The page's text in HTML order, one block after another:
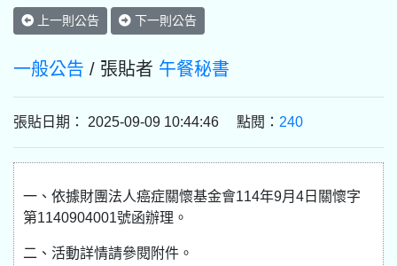
上一則公告 下一則公告
一般公告 / 張貼者 午餐秘書
張貼日期： 2025-09-09 10:44:46 點閱： 240
一、依據財團法人癌症關懷基金會114年9月4日關懷字
第1140904001號函辦理。
二、活動詳情請參閱附件。